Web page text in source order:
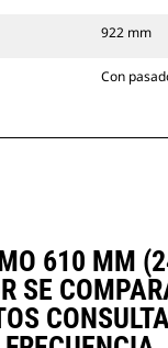
922 mm
Con
610 MM
SE